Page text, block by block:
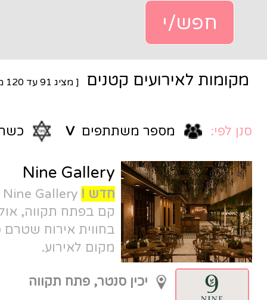
קטנים[ מציג 91עד120מתוך376
]
משתתפיםV כשרותV
Nine Gallery
חדש !
Nine Gallery הדבר הגדול הבא
קם בפתח תקווה, אולם אירועים חדשני,
בחווית אירוח שטרם פגשתם. שריינו
מקום לאירוע.
יכין סנטר, פתח תקווה